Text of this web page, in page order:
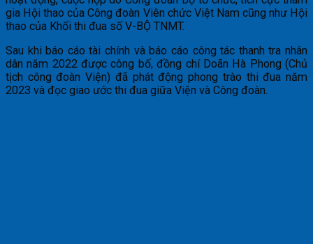
gia Hội thao của Công đoàn Viên chức Việt Nam cũng như Hội
thao của Khối thi đua số V-BỘ TNMT.
Sau khi báo cáo tài chính và báo cáo công tác thanh tra nhân
dân năm 2022 được công bố, đồng chí Doãn Hà Phong (Chủ
tịch công đoàn Viện) đã phát động phong trào thi đua năm
2023 và đọc giao ước thi đua giữa Viện và Công đoàn.